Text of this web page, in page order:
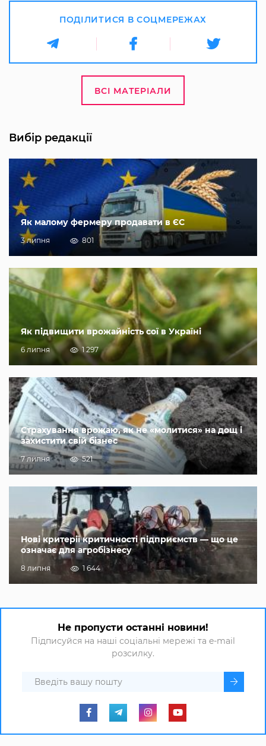
ПОДІЛИТИСЯ В СОЦМЕРЕЖАХ
ВСІ МАТЕРІАЛИ
Вибір редакції
Як малому фермеру продавати в ЄС
3 липня 801
Як підвищити врожайність сої в Україні
6 липня 1 297
Страхування врожаю, як не «молитися» на дощ і
захистити свій бізнес
7 липня 521
Нові критерії критичності підприємств — що це
означає для агробізнесу
8 липня 1 644
Не пропусти останні новини!
Підписуйся на наші соціальні мережі та e-mail
розсилку.